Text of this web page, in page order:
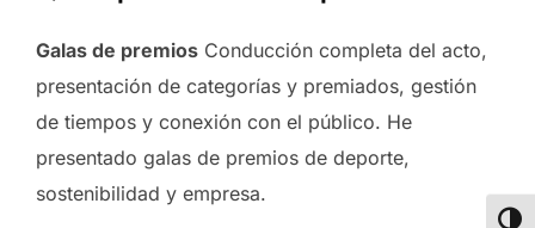
Galas de premios Conducción completa del acto,
presentación de categorías y premiados, gestión
de tiempos y conexión con el público. He
presentado galas de premios de deporte,
sostenibilidad y empresa.